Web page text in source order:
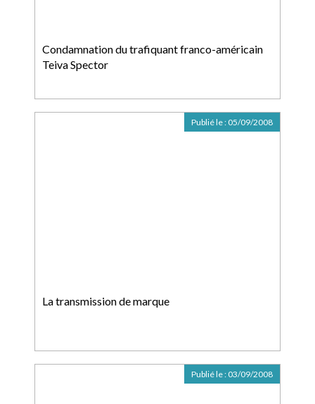
Condamnation du trafiquant franco-américain
Teiva Spector
La transmission de marque
Publié le : 05/09/2008
Publié le : 03/09/2008